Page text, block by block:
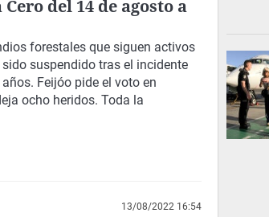
del 14 de agosto a
forestales que siguen activos
suspendido tras el incidente
Feijóo pide el voto en
ocho heridos. Toda la
13/08/2022 16:54